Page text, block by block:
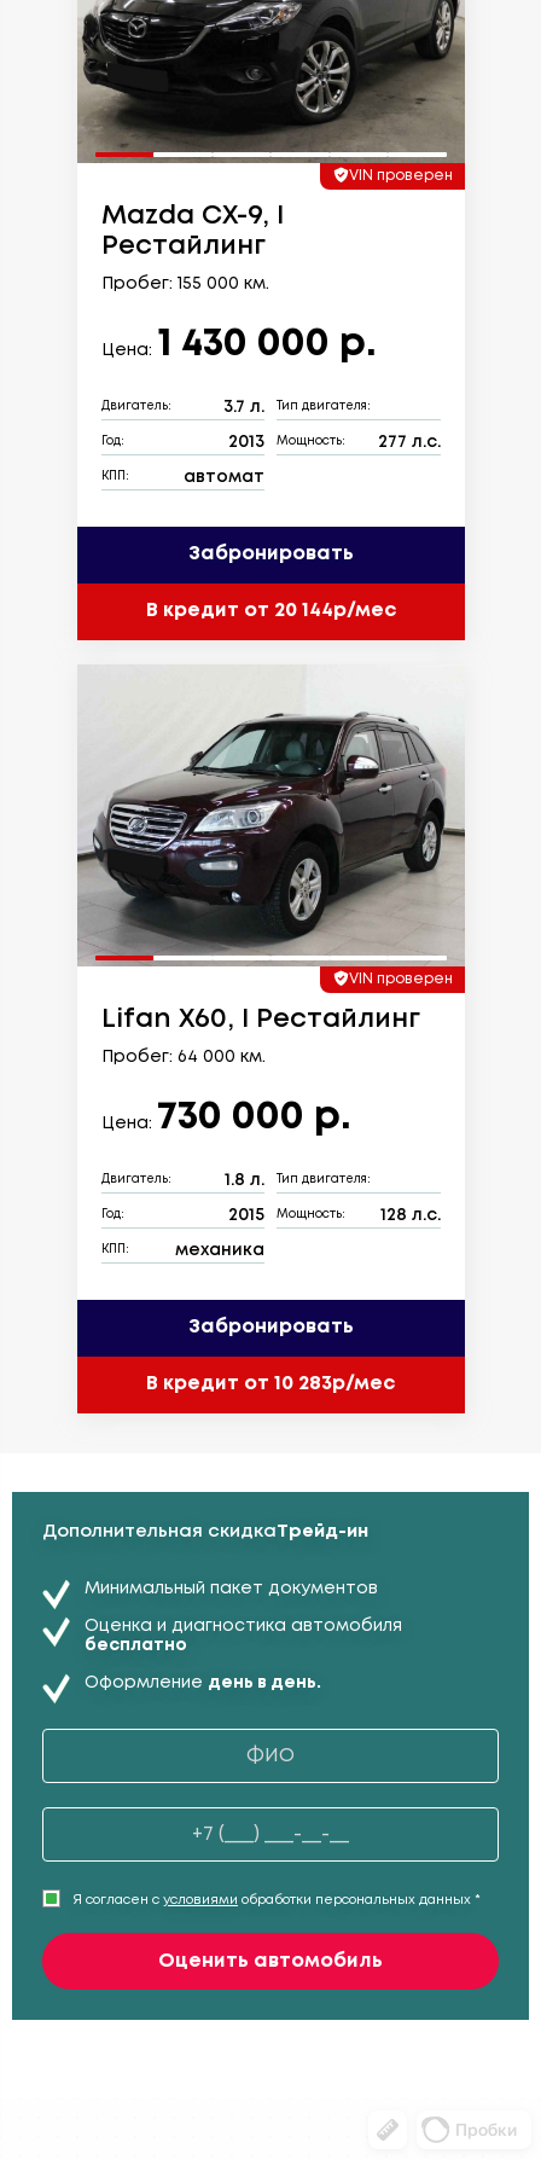
VIN проверен
Mazda CX-9, I
Рестайлинг
Пробег: 155 000 км.
Цена: 1 430 000 р.
Двигатель: 3.7 л. Тип двигателя:
Год: 2013 Мощность: 277 л.с.
КПП: автомат
Забронировать
В кредит от 20 144р/мес
VIN проверен
Lifan X60, I Рестайлинг
Пробег: 64 000 км.
Цена: 730 000 р.
Двигатель: 1.8 л. Тип двигателя:
Год: 2015 Мощность: 128 л.с.
КПП: механика
Забронировать
В кредит от 10 283р/мес
Дополнительная скидкаТрейд-ин
Минимальный пакет документов
Оценка и диагностика автомобиля
бесплатно
Оформление день в день.
Я согласен с условиями обработки персональных данных *
Оценить автомобиль